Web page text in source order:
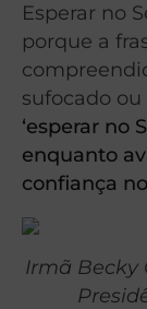
Esperar no
porque a
sufocado
‘esperar no
enquanto
confiança
Irmã Becky